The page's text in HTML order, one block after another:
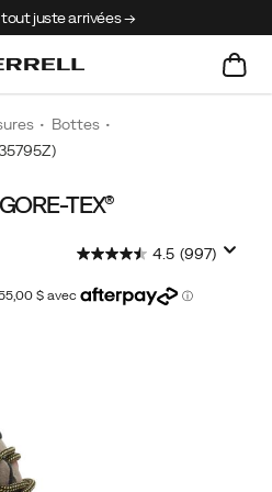
juste arrivées →
Bottes
fr_CA/moab-
TEX®
4.5 (997)